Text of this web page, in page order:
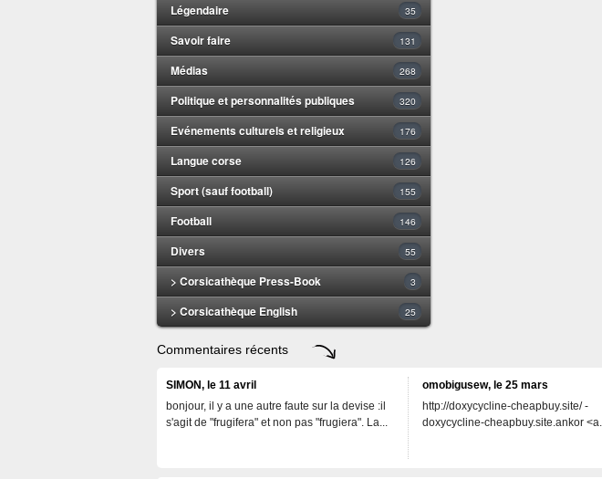
Légendaire 35
Savoir faire 131
Médias 268
Politique et personnalités publiques 320
Evénements culturels et religieux 176
Langue corse 126
Sport (sauf football) 155
Football 146
Divers 55
> Corsicathèque Press-Book 3
> Corsicathèque English 25
Commentaires récents
SIMON, le 11 avril
bonjour, il y a une autre faute sur la devise :il
s'agit de "frugifera" et non pas "frugiera". La...
omobigusew, le 25 mars
http://doxycycline-cheapbuy.site/ -
doxycycline-cheapbuy.site.ankor <a...